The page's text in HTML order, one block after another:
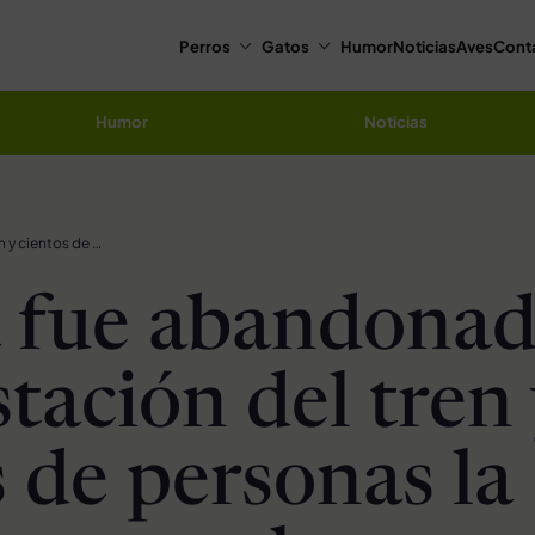
Perros Gatos HumorNoticiasAves
Humor Noticias
Perrita fue abandonada en la estación del tren y cientos de personas la vieron, pero solo una hizo la diferencia
del tren
de personas la